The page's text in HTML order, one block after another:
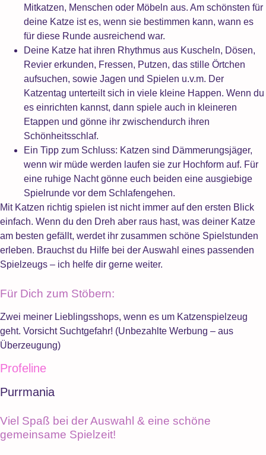
Mitkatzen, Menschen oder Möbeln aus. Am schönsten für
deine Katze ist es, wenn sie bestimmen kann, wann es
für diese Runde ausreichend war.
Deine Katze hat ihren Rhythmus aus Kuscheln, Dösen,
Revier erkunden, Fressen, Putzen, das stille Örtchen
aufsuchen, sowie Jagen und Spielen u.v.m. Der
Katzentag unterteilt sich in viele kleine Happen. Wenn du
es einrichten kannst, dann spiele auch in kleineren
Etappen und gönne ihr zwischendurch ihren
Schönheitsschlaf.
Ein Tipp zum Schluss: Katzen sind Dämmerungsjäger,
wenn wir müde werden laufen sie zur Hochform auf. Für
eine ruhige Nacht gönne euch beiden eine ausgiebige
Spielrunde vor dem Schlafengehen.
Mit Katzen richtig spielen ist nicht immer auf den ersten Blick
einfach. Wenn du den Dreh aber raus hast, was deiner Katze
am besten gefällt, werdet ihr zusammen schöne Spielstunden
erleben. Brauchst du Hilfe bei der Auswahl eines passenden
Spielzeugs – ich helfe dir gerne weiter.
Für Dich zum Stöbern:
Zwei meiner Lieblingsshops, wenn es um Katzenspielzeug
geht. Vorsicht Suchtgefahr! (Unbezahlte Werbung – aus
Überzeugung)
Profeline
Purrmania
Viel Spaß bei der Auswahl & eine schöne
gemeinsame Spielzeit!